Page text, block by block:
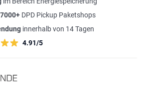
7000+ DPD Pickup Paketshops
innerhalb von 14 Tagen
4.91/5